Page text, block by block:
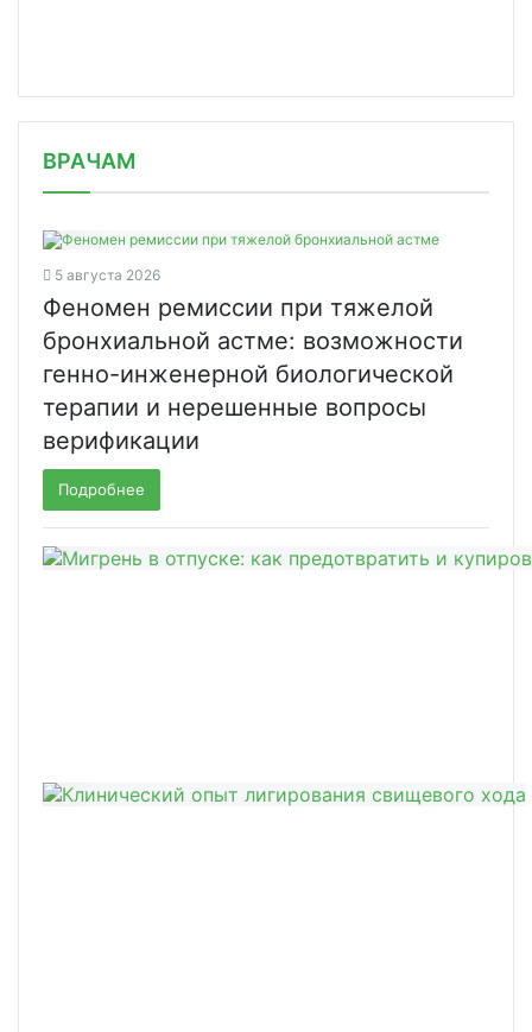
ВРАЧАМ
5 августа 2026
Феномен ремиссии при тяжелой
бронхиальной астме: возможности
генно-инженерной биологической
терапии и нерешенные вопросы
верификации
Подробнее